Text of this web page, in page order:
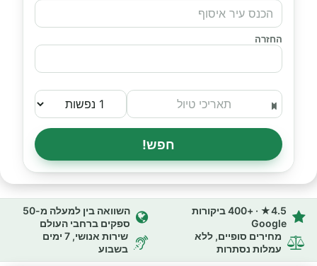
החזרה
חפש!
4.5★ · +400 ביקורות
Google
השוואה בין למעלה מ-50
ספקים ברחבי העולם
מחירים סופיים, ללא
עמלות נסתרות
שירות אנושי, 7 ימים
בשבוע